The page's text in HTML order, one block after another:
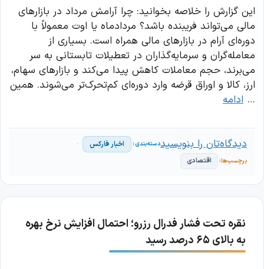
این گزارش را خلاصه بخوانید: چرا آرامش مرداد در بازارهای
مالی می‌تواند فریبنده باشد؟ مردادماه یا اوت معمولاً با
دوره‌ای آرام در بازارهای مالی همراه است. بسیاری از
معامله‌گران و سرمایه‌گذاران در تعطیلات تابستانی به سر
می‌برند، حجم معاملات کاهش پیدا می‌کند و بازارهای سهام،
ارز، کالا و اوراق قرضه وارد دوره‌ای کم‌تحرک‌تر می‌شوند. همین
… ادامه
اخبار فارکس
اقتصادی
دیدگاه‌تان را بنویسید
نقره تحت فشار فدرال رزرو؛ احتمال افزایش نرخ بهره
به بالای ۶۵ درصد رسید